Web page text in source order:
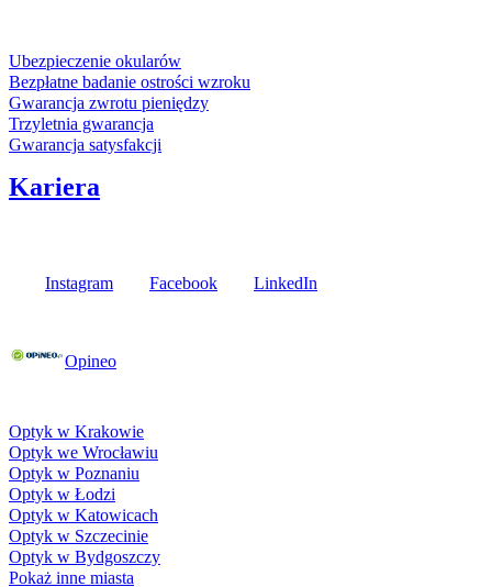
Ubezpieczenie okularów
Bezpłatne badanie ostrości wzroku
Gwarancja zwrotu pieniędzy
Trzyletnia gwarancja
Gwarancja satysfakcji
Kariera
Instagram Facebook LinkedIn
Opineo
Optyk w Krakowie
Optyk we Wrocławiu
Optyk w Poznaniu
Optyk w Łodzi
Optyk w Katowicach
Optyk w Szczecinie
Optyk w Bydgoszczy
Pokaż inne miasta